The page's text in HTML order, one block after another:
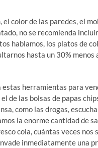
color de las paredes, el
no se recomienda
hablamos, los platos de
hasta un 30%
herramientas para
de las bolsas de papas
como las drogas,
la enorme cantidad de
cola, cuántas veces nos
inmediatamente una